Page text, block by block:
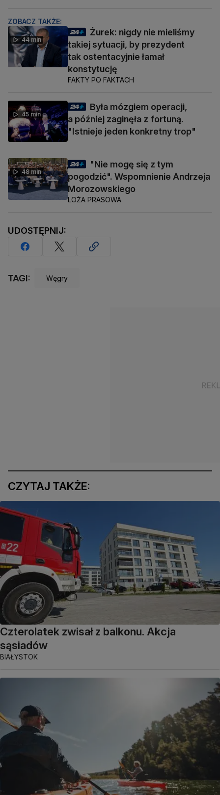
ZOBACZ TAKŻE:
44 min
Żurek: nigdy nie mieliśmy
takiej sytuacji, by prezydent
tak ostentacyjnie łamał
konstytucję
FAKTY PO FAKTACH
45 min
Była mózgiem operacji,
a później zaginęła z fortuną.
"Istnieje jeden konkretny trop"
48 min
"Nie mogę się z tym
pogodzić". Wspomnienie Andrzeja
Morozowskiego
LOŻA PRASOWA
UDOSTĘPNIJ:
TAGI: Węgry
CZYTAJ TAKŻE:
Czterolatek zwisał z balkonu. Akcja
sąsiadów
BIAŁYSTOK